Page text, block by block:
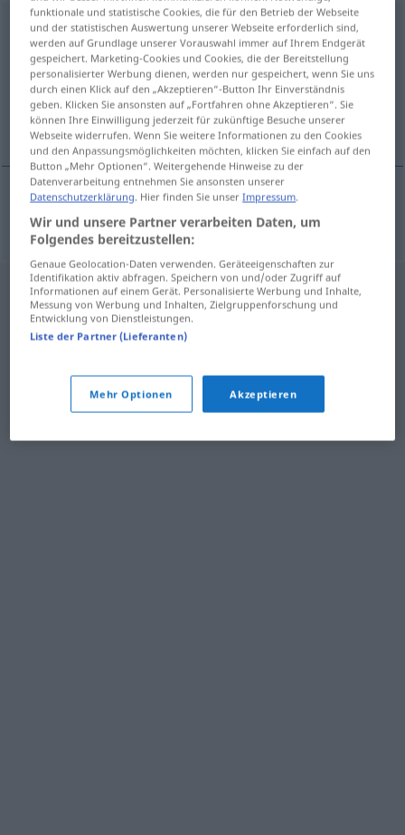
durchheftenv/t <trennb;-ge-;h>
Übersicht aller Übersetzungen
(Für mehr Details die Übersetzung anklicken/antippen)
tuft
tuft durchheftenMatratzen etc
funktionale und statistische Cookies, die für den Betrieb der Webseite
und der statistischen Auswertung unserer Webseite erforderlich sind,
werden auf Grundlage unserer Vorauswahl immer auf Ihrem Endgerät
gespeichert. Marketing-Cookies und Cookies, die der Bereitstellung
personalisierter Werbung dienen, werden nur gespeichert, wenn Sie uns
durch einen Klick auf den „Akzeptieren“-Button Ihr Einverständnis
geben. Klicken Sie ansonsten auf „Fortfahren ohne Akzeptieren“. Sie
können Ihre Einwilligung jederzeit für zukünftige Besuche unserer
Webseite widerrufen. Wenn Sie weitere Informationen zu den Cookies
und den Anpassungsmöglichkeiten möchten, klicken Sie einfach auf den
Button „Mehr Optionen“. Weitergehende Hinweise zu der
Datenverarbeitung entnehmen Sie ansonsten unserer
Datenschutzerklärung. Hier finden Sie unserImpressum.
Wir und unsere Partner verarbeiten Daten, um
Folgendes bereitzustellen:
Genaue Geolocation-Daten verwenden. Geräteeigenschaften zur
Identifikation aktiv abfragen. Speichern von und/oder Zugriff auf
Informationen auf einem Gerät. Personalisierte Werbung und Inhalte,
Messung von Werbung und Inhalten, Zielgruppenforschung und
Entwicklung von Dienstleistungen.
Liste der Partner (Lieferanten)
Mehr Optionen Akzeptieren